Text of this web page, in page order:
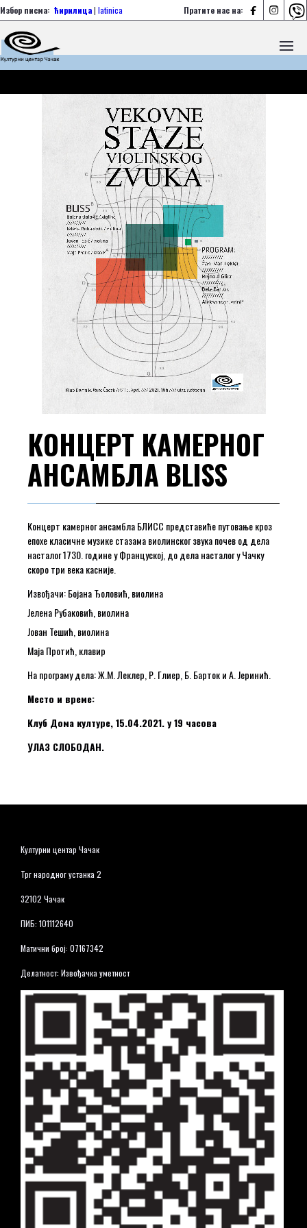
Пратите нас на:   
Избор писма: ћирилица| latinica
КОНЦЕРТ КАМЕРНОГ
АНСАМБЛА BLISS
Концерт камерног ансамбла БЛИСС представиће путовање кроз
епохе класичне музике стазама виолинског звука почев од дела
насталог 1730. године у Француској, до дела насталог у Чачку
скоро три века касније.
Извођачи: Бојана Ђоловић, виолина
Јелена Рубаковић, виолина
Јован Тешић, виолина
Маја Протић, клавир
На програму дела: Ж.М. Леклер, Р. Глиер, Б. Барток и А. Јеринић.
Место и време:
Клуб Дома културе, 15.04.2021. у 19 часова
УЛАЗ СЛОБОДАН.
Културни центар Чачак
Трг народног устанка 2
32102 Чачак
ПИБ: 101112640
Матични број: 07167342
Делатност: Извођачка уметност